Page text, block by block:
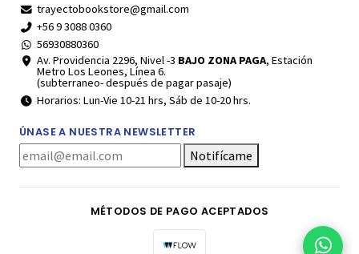
trayectobookstore@gmail.com
+56 9 3088 0360
56930880360
Av. Providencia 2296, Nivel -3 BAJO ZONA PAGA, Estación
Metro Los Leones, Línea 6.
(subterraneo- después de pagar pasaje)
Horarios: Lun-Vie 10-21 hrs, Sáb de 10-20 hrs.
ÚNASE A NUESTRA NEWSLETTER
Notifícame
MÉTODOS DE PAGO ACEPTADOS